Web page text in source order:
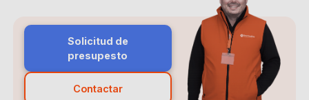
Solicitud de
presupesto
Contactar